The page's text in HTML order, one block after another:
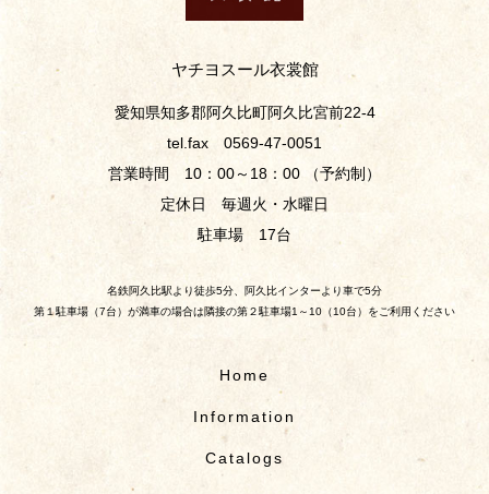
ヤチヨスール衣裳館
愛知県知多郡阿久比町阿久比宮前22-4
tel.fax 0569-47-0051
営業時間 10：00～18：00 （予約制）
定休日 毎週火・水曜日
駐車場 17台
名鉄阿久比駅より徒歩5分、阿久比インターより車で5分
第１駐車場（7台）が満車の場合は隣接の第２駐車場1～10（10台）をご利用ください
Home
Information
Catalogs